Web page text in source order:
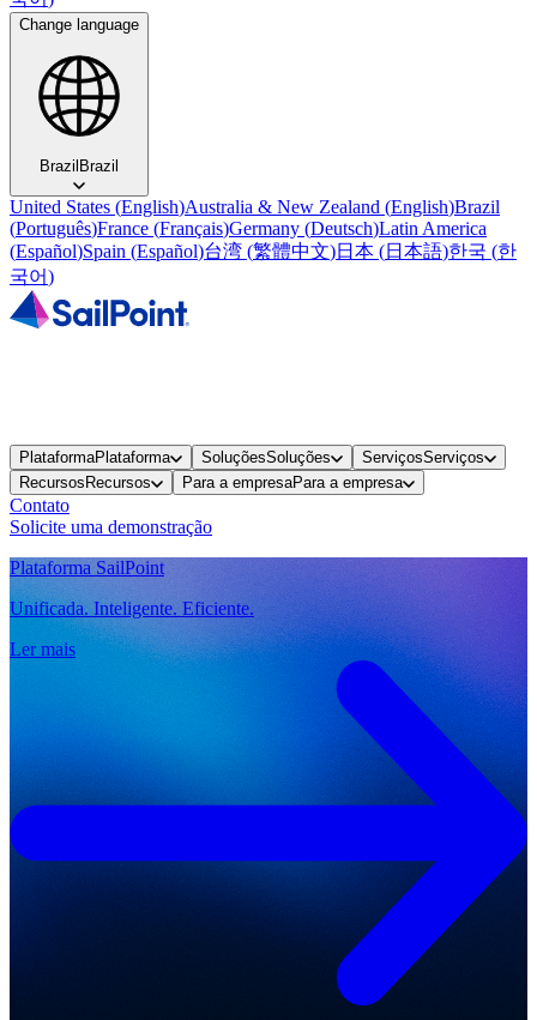
Change language
BrazilBrazil
United States (English)Australia & New Zealand (English)Brazil
(Português)France (Français)Germany (Deutsch)Latin America
(Español)Spain (Español)台湾 (繁體中文)日本 (日本語)한국 (한
국어)
PlataformaPlataforma SoluçõesSoluções ServiçosServiços
Recursos Recursos Para a empresaPara a empresa
Contato
Solicite uma demonstração
Plataforma SailPoint
Unificada. Inteligente. Eficiente.
Ler mais